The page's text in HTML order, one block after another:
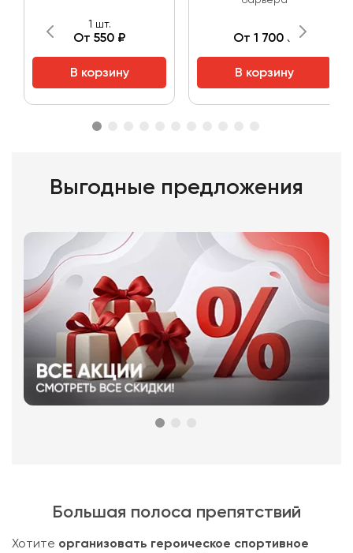
1 шт.
От 550 ₽
В корзину
От 1 700 ₽
В корзину
Выгодные предложения
Большая полоса препятствий
Хотите организовать героическое спортивное